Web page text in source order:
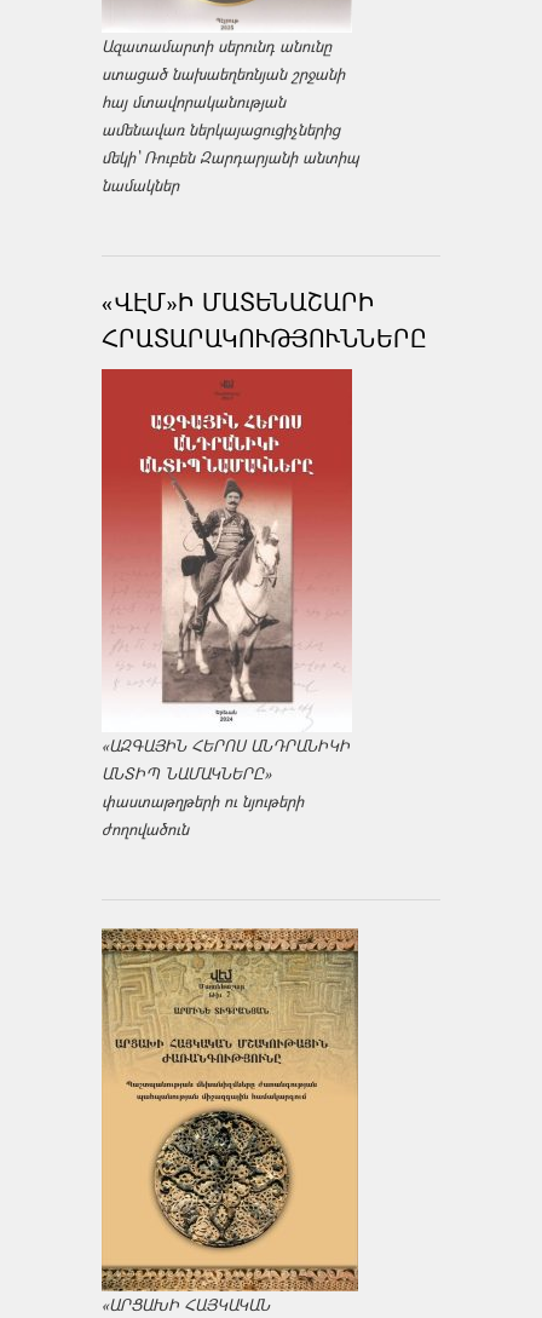
Ազատամարտի սերունդ անունը
ստացած նախաեղեռնյան շրջանի
հայ մտավորականության
ամենավառ ներկայացուցիչներից
մեկի՝ Ռուբեն Զարդարյանի անտիպ
նամակներ
«ՎԷՄ»Ի ՄԱՏԵՆԱՇԱՐԻ
ՀՐԱՏԱՐԱԿՈՒԹՅՈՒՆՆԵՐԸ
«ԱԶԳԱՅԻՆ ՀԵՐՈՍ ԱՆԴՐԱՆԻԿԻ
ԱՆՏԻՊ ՆԱՄԱԿՆԵՐԸ»
փաստաթղթերի ու նյութերի
ժողովածուն
«ԱՐՑԱԽԻ ՀԱՅԿԱԿԱՆ